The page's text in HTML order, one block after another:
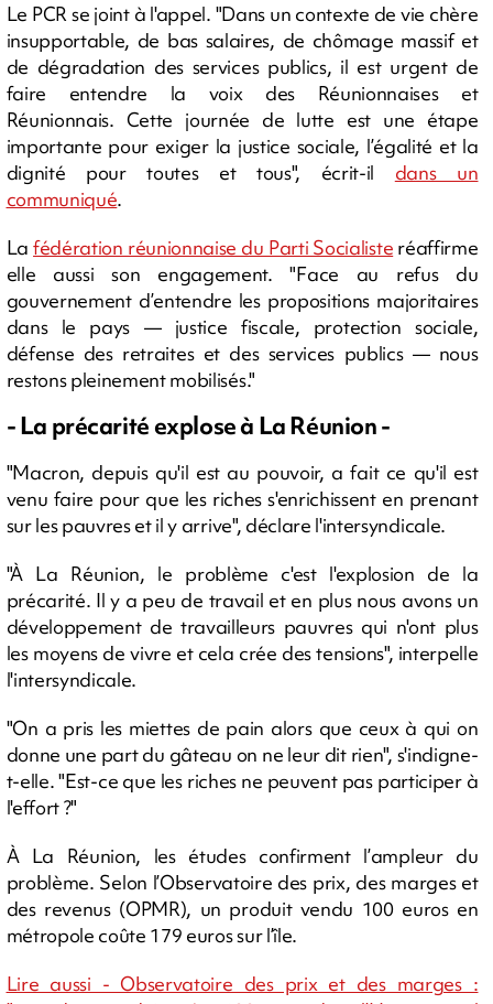
Le PCR se joint à l'appel. "Dans un contexte de vie chère
insupportable, de bas salaires, de chômage massif et
de dégradation des services publics, il est urgent de
faire entendre la voix des Réunionnaises et
Réunionnais. Cette journée de lutte est une étape
importante pour exiger la justice sociale, l’égalité et la
dignité pour toutes et tous", écrit-il dans un
communiqué.
Lafédération réunionnaise du Parti Socialiste réaffirme
elle aussi son engagement. "Face au refus du
gouvernement d’entendre les propositions majoritaires
dans le pays — justice fiscale, protection sociale,
défense des retraites et des services publics — nous
restons pleinement mobilisés."
- La précarité explose à La Réunion -
"Macron, depuis qu'il est au pouvoir, a fait ce qu'il est
venu faire pour que les riches s'enrichissent en prenant
sur les pauvres et il y arrive", déclare l'intersyndicale.
"À La Réunion, le problème c'est l'explosion de la
précarité. Il y a peu de travail et en plus nous avons un
développement de travailleurs pauvres qui n'ont plus
les moyens de vivre et cela crée des tensions", interpelle
l'intersyndicale.
"On a pris les miettes de pain alors que ceux à qui on
donne une part du gâteau on ne leur dit rien", s'indigne-
t-elle. "Est-ce que les riches ne peuvent pas participer à
l'effort ?"
À La Réunion, les études confirment l’ampleur du
problème. Selon l’Observatoire des prix, des marges et
des revenus (OPMR), un produit vendu 100 euros en
métropole coûte 179 euros sur l’île.
Lire aussi - Observatoire des prix et des marges :